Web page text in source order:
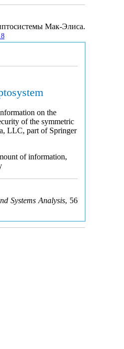
Мак-Элиса.
on the
of the symmetric
LLC, part of Springer
of information,
Systems Analysis, 56